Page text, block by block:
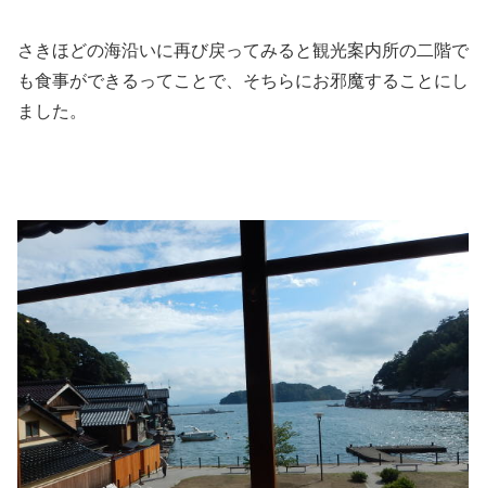
さきほどの海沿いに再び戻ってみると観光案内所の二階で
も食事ができるってことで、そちらにお邪魔することにし
ました。